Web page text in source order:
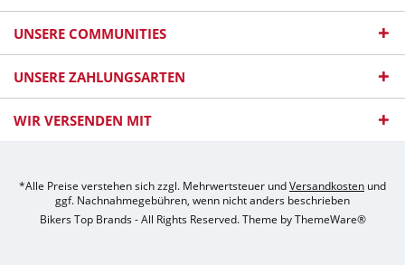
UNSERE COMMUNITIES
UNSERE ZAHLUNGSARTEN
WIR VERSENDEN MIT
*Alle Preise verstehen sich zzgl. Mehrwertsteuer undVersandkosten und
ggf. Nachnahmegebühren, wenn nicht anders beschrieben
Bikers Top Brands - All Rights Reserved. Theme byThemeWare®